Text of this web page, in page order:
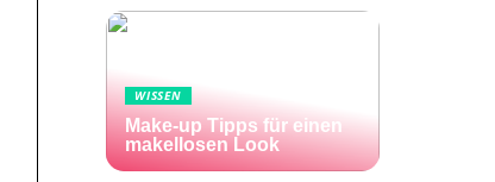
WISSEN
Make-up Tipps für einen
makellosen Look